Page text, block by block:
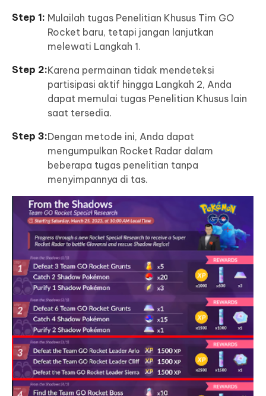
Mulailah tugas Penelitian Khusus Tim GO
Rocket baru, tetapi jangan lanjutkan
melewati Langkah 1.
Karena permainan tidak mendeteksi
partisipasi aktif hingga Langkah 2, Anda
dapat memulai tugas Penelitian Khusus lain
saat tersedia.
Dengan metode ini, Anda dapat
mengumpulkan Rocket Radar dalam
beberapa tugas penelitian tanpa
menyimpannya di tas.